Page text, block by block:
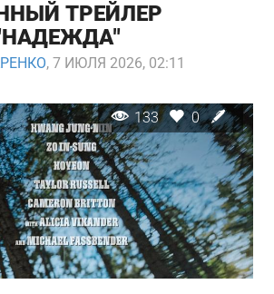
ТРЕЙЛЕР
, 7 ИЮЛЯ 2026, 02:11
133 0